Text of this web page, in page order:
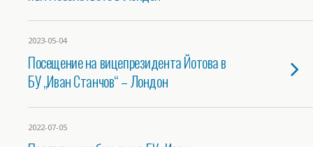
2023-05-04
Посещение на вицепрезидента Йотова в
БУ „Иван Станчов“ – Лондон
2022-07-05